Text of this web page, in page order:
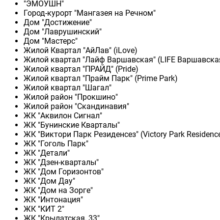
"ЭМОУШН"
Город-курорт "Мангазея на Речном"
Дом "Достижение"
Дом "Лаврушинский"
Дом "Мастерс"
Жилой Квартал "АйЛав" (iLove)
Жилой квартал "Лайф Варшавская" (LIFE
Жилой квартал "ПРАЙД" (Pride)
Жилой квартал "Прайм Парк" (Prime Park)
Жилой квартал "Шагал"
Жилой район "Прокшино"
Жилой район "Скандинавия"
ЖК "Аквилон Сигнал"
ЖК "Бунинские Кварталы"
ЖК "Виктори Парк Резиденсез" (Victory Park
ЖК "Гоголь Парк"
ЖК "Детали"
ЖК "Дзен-кварталы"
ЖК "Дом Горизонтов"
ЖК "Дом Дау"
ЖК "Дом на Зорге"
ЖК "Интонация"
ЖК "КИТ 2"